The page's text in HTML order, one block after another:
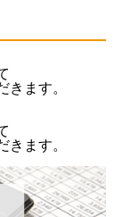
ます。
ます。